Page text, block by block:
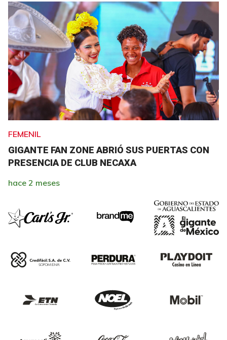
FEMENIL
GIGANTE FAN ZONE ABRIÓ SUS PUERTAS CON
PRESENCIA DE CLUB NECAXA
hace 2 meses